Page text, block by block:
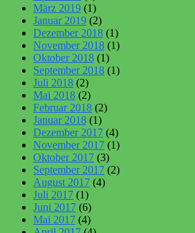
März 2019 (1)
Januar 2019 (2)
Dezember 2018 (1)
November 2018 (1)
Oktober 2018 (1)
September 2018 (1)
Juli 2018 (2)
Mai 2018 (2)
Februar 2018 (2)
Januar 2018 (1)
Dezember 2017 (4)
November 2017 (1)
Oktober 2017 (3)
September 2017 (2)
August 2017 (4)
Juli 2017 (1)
Juni 2017 (6)
Mai 2017 (4)